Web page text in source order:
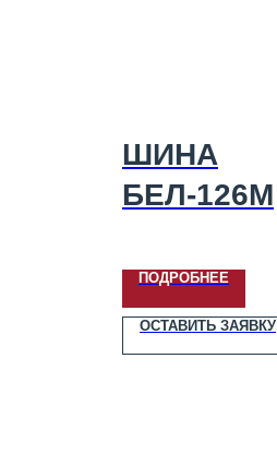
ШИНА
БЕЛ-126М
ПОДРОБНЕЕ
ОСТАВИТЬ ЗАЯВКУ